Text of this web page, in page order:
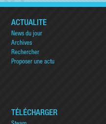
ACTUALITÉ
News du jour
Archives
Rechercher
Proposer une actu
TÉLÉCHARGER